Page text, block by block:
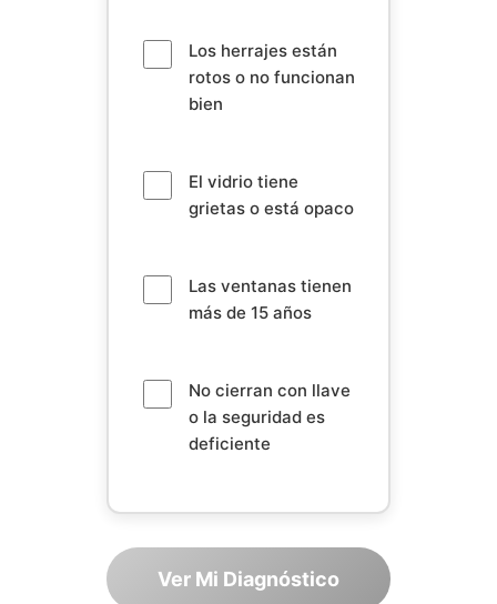
Los herrajes están
rotos o no funcionan
bien
El vidrio tiene
grietas o está opaco
Las ventanas tienen
más de 15 años
No cierran con llave
o la seguridad es
deficiente
Ver Mi Diagnóstico